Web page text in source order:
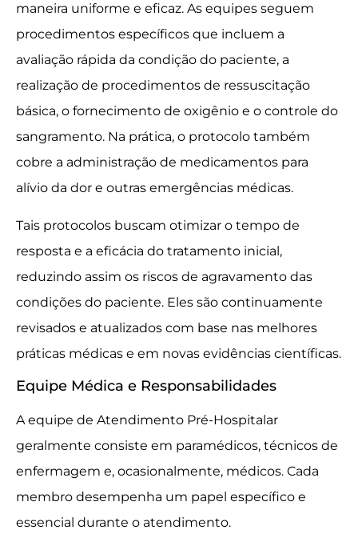
maneira uniforme e eficaz. As equipes seguem
procedimentos específicos que incluem a
avaliação rápida da condição do paciente, a
realização de procedimentos de ressuscitação
básica, o fornecimento de oxigênio e o controle do
sangramento. Na prática, o protocolo também
cobre a administração de medicamentos para
alívio da dor e outras emergências médicas.
Tais protocolos buscam otimizar o tempo de
resposta e a eficácia do tratamento inicial,
reduzindo assim os riscos de agravamento das
condições do paciente. Eles são continuamente
revisados e atualizados com base nas melhores
práticas médicas e em novas evidências científicas.
Equipe Médica e Responsabilidades
A equipe de Atendimento Pré-Hospitalar
geralmente consiste em paramédicos, técnicos de
enfermagem e, ocasionalmente, médicos. Cada
membro desempenha um papel específico e
essencial durante o atendimento.